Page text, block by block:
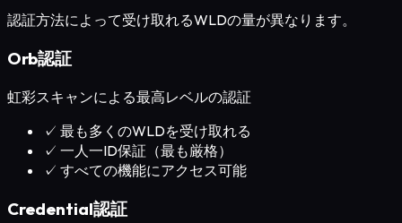
認証方法によって受け取れるWLDの量が異なります。
Orb認証
虹彩スキャンによる最高レベルの認証
✓ 最も多くのWLDを受け取れる
✓ 一人一ID保証（最も厳格）
✓ すべての機能にアクセス可能
Credential認証